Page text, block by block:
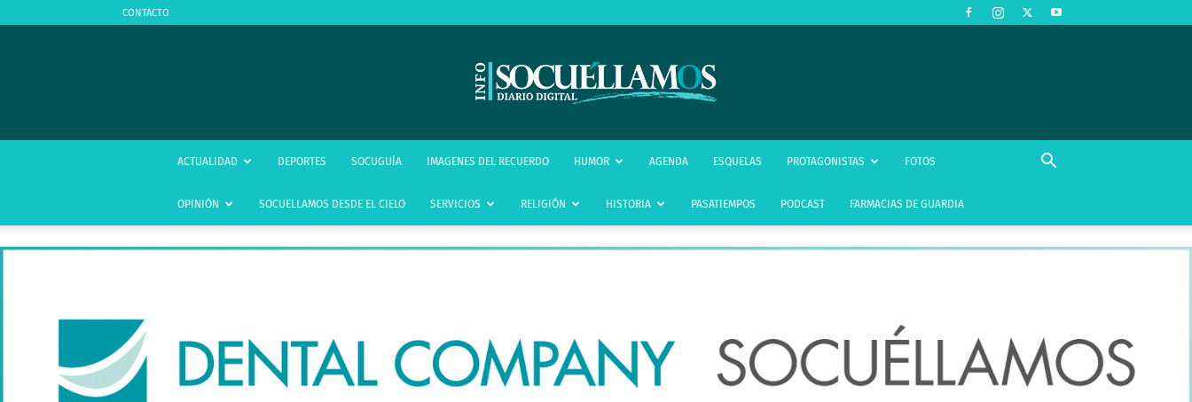
CONTACTO
infoSocuéllamos
ACTUALIDAD DEPORTES SOCUGUÍA IMAGENES DEL RECUERDO HUMOR AGENDA ESQUELAS PROTAGONISTAS FOTOS
OPINIÓN SOCUELLAMOS DESDE EL CIELO SERVICIOS RELIGIÓN HISTORIA PASATIEMPOS PODCAST FARMACIAS DE GUARDIA